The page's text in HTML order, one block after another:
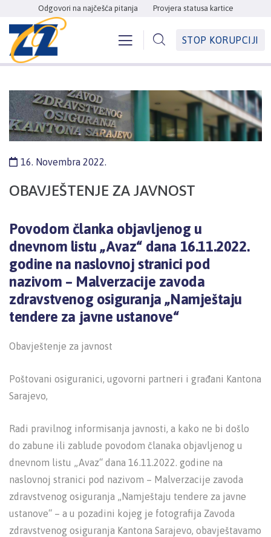
Odgovori na najčešća pitanja Provjera statusa kartice
STOP KORUPCIJI
16. Novembra 2022.
OBAVJEŠTENJE ZA JAVNOST
Povodom članka objavljenog u
dnevnom listu „Avaz“ dana 16.11.2022.
godine na naslovnoj stranici pod
nazivom – Malverzacije zavoda
zdravstvenog osiguranja „Namještaju
tendere za javne ustanove“
Obavještenje za javnost
Poštovani osiguranici, ugovorni partneri i građani Kantona
Sarajevo,
Radi pravilnog informisanja javnosti, a kako ne bi došlo
do zabune ili zablude povodom članaka objavljenog u
dnevnom listu „Avaz“ dana 16.11.2022. godine na
naslovnoj stranici pod nazivom – Malverzacije zavoda
zdravstvenog osiguranja „Namještaju tendere za javne
ustanove“ – a u pozadini kojeg je fotografija Zavoda
zdravstvenog osiguranja Kantona Sarajevo, obavještavamo